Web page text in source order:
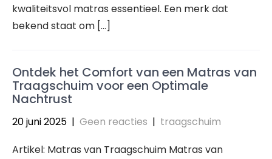
kwaliteitsvol matras essentieel. Een merk dat
bekend staat om […]
Ontdek het Comfort van een Matras van
Traagschuim voor een Optimale
Nachtrust
20 juni 2025 | Geen reacties | traagschuim
Artikel: Matras van Traagschuim Matras van